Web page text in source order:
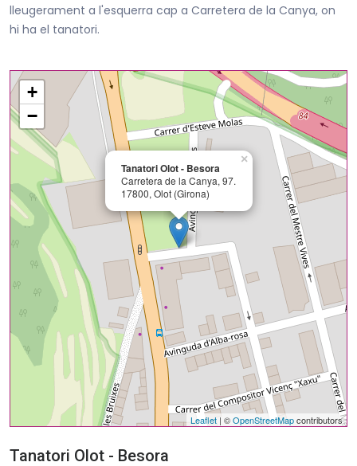
lleugerament a l'esquerra cap a Carretera de la Canya, on
hi ha el tanatori.
Tanatori Olot - Besora
Carretera de la Canya, 97.
17800, Olot (Girona)
×
+
−
Leaflet | ©OpenStreetMapcontributors
Tanatori Olot - Besora